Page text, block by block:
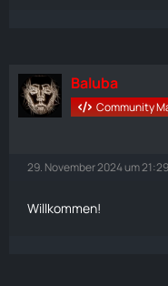
Baluba
Community
29. November 2024 um 21:29
Willkommen!